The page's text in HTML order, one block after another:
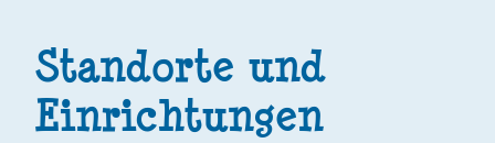
Standorte und
Einrichtungen